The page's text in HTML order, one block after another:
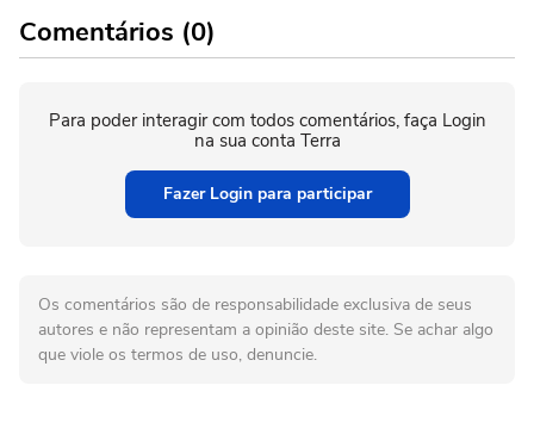
Comentários (0)
Para poder interagir com todos comentários, faça Login
na sua conta Terra
Fazer Login para participar
Os comentários são de responsabilidade exclusiva de seus
autores e não representam a opinião deste site. Se achar algo
que viole os termos de uso, denuncie.